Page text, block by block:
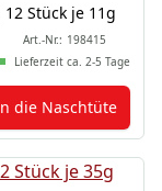
Stück je 11g
Art.-Nr.: 198415
Lieferzeit ca. 2-5 Tage
die Naschtüte